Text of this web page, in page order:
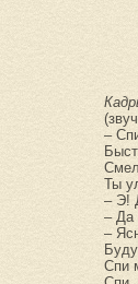
–
Ты
– Э!
– Да
–
Спи